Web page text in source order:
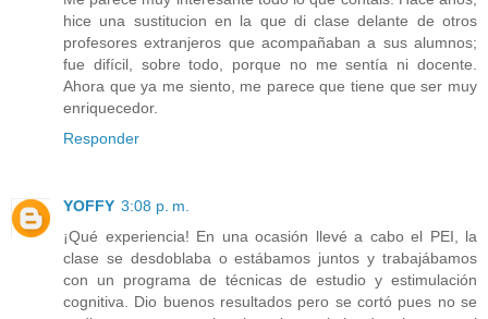
hice una sustitucion en la que di clase delante de otros
profesores extranjeros que acompañaban a sus alumnos;
fue difícil, sobre todo, porque no me sentía ni docente.
Ahora que ya me siento, me parece que tiene que ser muy
enriquecedor.
Responder
YOFFY 3:08 p. m.
¡Qué experiencia! En una ocasión llevé a cabo el PEI, la
clase se desdoblaba o estábamos juntos y trabajábamos
con un programa de técnicas de estudio y estimulación
cognitiva. Dio buenos resultados pero se cortó pues no se